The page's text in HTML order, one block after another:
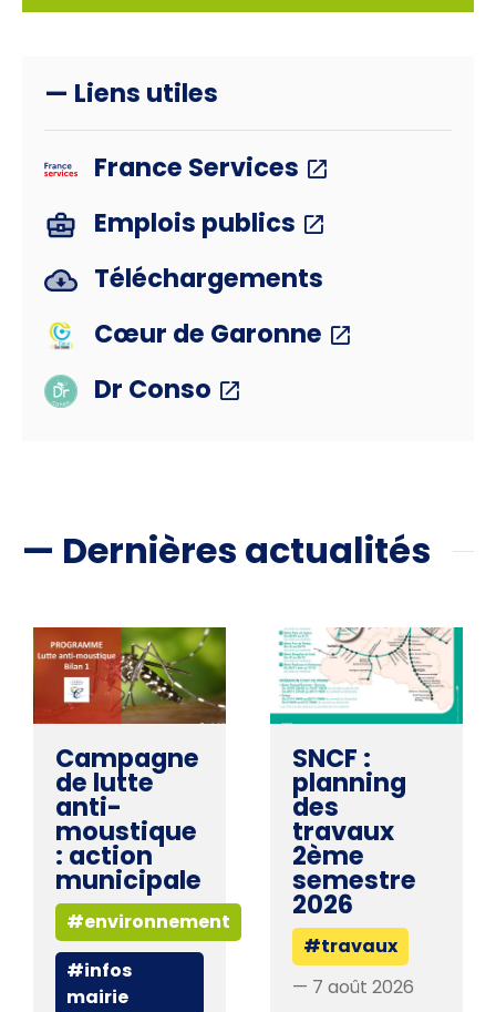
— Liens utiles
France Services
Emplois publics
Téléchargements
Cœur de Garonne
Dr Conso
— Dernières actualités
Campagne
de lutte
anti-
moustique
: action
municipale
#environnement
#infos
mairie
SNCF :
planning
des
travaux
2ème
semestre
2026
#travaux
— 7 août 2026